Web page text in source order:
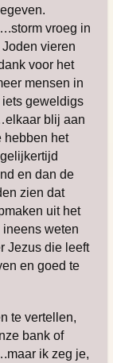
vroeg in
vieren
voor het
mensen in
geweldigs
blij aan
hebben het
en dan de
zien dat
uit het
weten
Jezus die leeft
en goed te
te vertellen,
bank of
ik zeg je,